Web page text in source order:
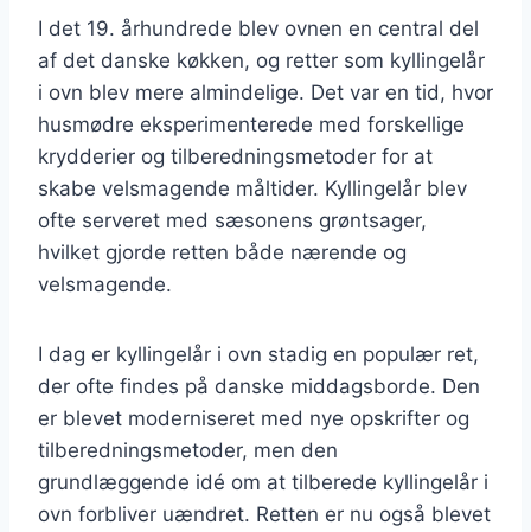
I det 19. århundrede blev ovnen en central del
af det danske køkken, og retter som kyllingelår
i ovn blev mere almindelige. Det var en tid, hvor
husmødre eksperimenterede med forskellige
krydderier og tilberedningsmetoder for at
skabe velsmagende måltider. Kyllingelår blev
ofte serveret med sæsonens grøntsager,
hvilket gjorde retten både nærende og
velsmagende.
I dag er kyllingelår i ovn stadig en populær ret,
der ofte findes på danske middagsborde. Den
er blevet moderniseret med nye opskrifter og
tilberedningsmetoder, men den
grundlæggende idé om at tilberede kyllingelår i
ovn forbliver uændret. Retten er nu også blevet